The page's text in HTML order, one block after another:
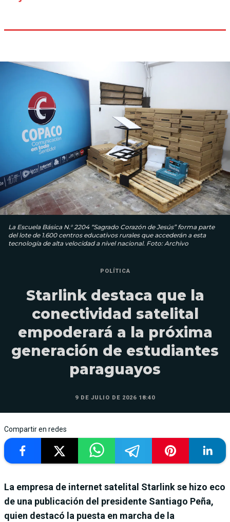
La Escuela Básica N.° 2204 “Sagrado Corazón de Jesús” forma parte
del lote de 1.600 centros educativos rurales que accederán a esta
tecnología de alta velocidad a nivel nacional. Foto: Archivo
POLÍTICA
Starlink destaca que la
conectividad satelital
empoderará a la próxima
generación de estudiantes
paraguayos
9 DE JULIO DE 2026 18:40
Compartir en redes
La empresa de internet satelital Starlink se hizo eco
de una publicación del presidente Santiago Peña,
quien destacó la puesta en marcha de la